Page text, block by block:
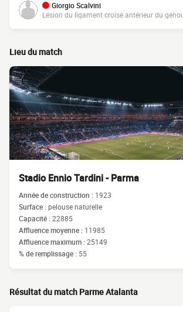
Giorgio Scalvini
Lésion du ligament croisé antérieur du
Lieu du match
Stadio Ennio Tardini - Parma
Année de construction : 1923
Surface :pelouse naturelle
Capacité :22885
Affluence moyenne : 11985
Affluence maximum :25149
% de remplissage : 55
Résultat du match Parme Atalanta